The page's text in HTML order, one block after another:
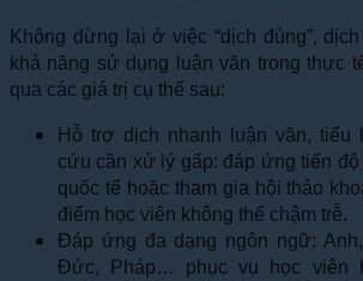
Không dừng lại ở việc “dịch đúng”,
khả năng sử dụng luận văn trong thực
qua các giá trị cụ thể sau:
Hỗ trợ dịch nhanh luận văn, tiểu
cứu cần xử lý gấp: đáp ứng tiến độ
quốc tế hoặc tham gia hội thảo
điểm học viên không thể chậm trễ.
Đáp ứng đa dạng ngôn ngữ:
Đức, Pháp… phục vụ học viên